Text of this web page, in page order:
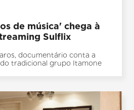
de música' chega à
Sulflix
documentário conta a
tradicional grupo Itamone